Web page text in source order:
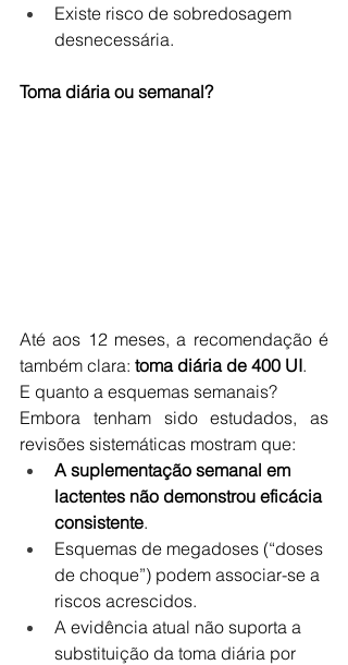
Existe risco de sobredosagem
desnecessária.
Toma diária ou semanal?
Até aos 12 meses, a recomendação é
também clara: toma diária de 400 UI.
E quanto a esquemas semanais?
Embora tenham sido estudados, as
revisões sistemáticas mostram que:
A suplementação semanal em
lactentes não demonstrou eficácia
consistente.
Esquemas de megadoses (“doses
de choque”) podem associar-se a
riscos acrescidos.
A evidência atual não suporta a
substituição da toma diária por